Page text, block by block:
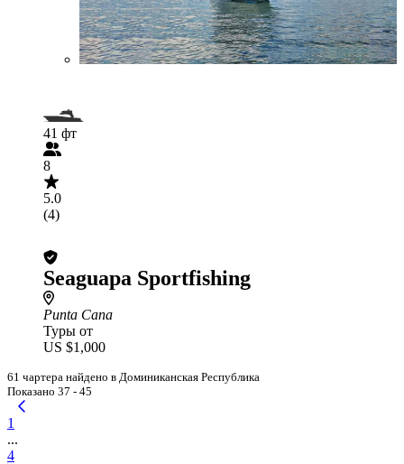
41 фт
8
5.0
(4)
Seaguapa Sportfishing
Punta Cana
Туры от
US $1,000
61 чартера найдено в Доминиканская Республика
Показано 37 - 45
1
...
4